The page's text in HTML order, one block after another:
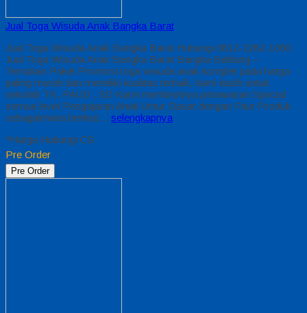
Jual Toga Wisuda Anak Bangka Barat
Jual Toga Wisuda Anak Bangka Barat Hubungi 0812-2282-1060
Jual Toga Wisuda Anak Bangka Barat Bangka Belitung –
Temukan Paket Promosi toga wisuda anak komplet pada harga
paling murah dan memiliki kualitas terbaik, kami kasih untuk
sekolah TK, PAUD , SD Kami memberinya penawaran Special
semua level Pengajaran Anak Umur Dasar dengan Fitur Produk
sebagaimana berikut… selengkapnya
*Harga Hubungi CS
Pre Order
Pre Order